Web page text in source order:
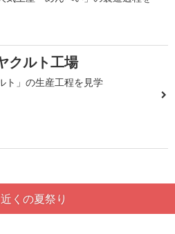
クルト工場
ト」の生産工程を見学
くの夏祭り